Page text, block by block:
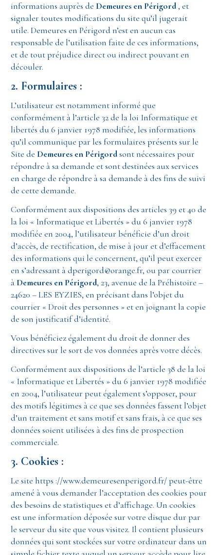
informations auprès de Demeures en Périgord , et
signaler toutes modifications du site qu’il jugerait
utile. Demeures en Périgord n’est en aucun cas
responsable de l’utilisation faite de ces informations,
et de tout préjudice direct ou indirect pouvant en
découler.
2. Formulaires :
L’utilisateur est notamment informé que
conformément à l’article 32 de la loi Informatique et
libertés du 6 janvier 1978 modifiée, les informations
qu’il communique par les formulaires présents sur le
Site de Demeures en Périgordsont nécessaires pour
répondre à sa demande et sont destinées aux services
en charge de répondre à sa demande à des fins de suivi
de cette demande.
Conformément aux dispositions des articles 39 et 40 de
la loi « Informatique et Libertés » du 6 janvier 1978
modifiée en 2004, l’utilisateur bénéficie d’un droit
d’accès, de rectification, de mise à jour et d’effacement
des informations qui le concernent, qu’il peut exercer
en s’adressant à dperigord@orange.fr, ou par courrier
à Demeures en Périgord, 23, avenue de la Préhistoire –
24620 – LES EYZIES, en précisant dans l’objet du
courrier « Droit des personnes » et en joignant la copie
de son justificatif d’identité.
Vous bénéficiez également du droit de donner des
directives sur le sort de vos données après votre décès.
Conformément aux dispositions de l’article 38 de la loi
« Informatique et Libertés » du 6 janvier 1978 modifiée
en 2004, l’utilisateur peut également s’opposer, pour
des motifs légitimes à ce que ses données fassent l’objet
d’un traitement et sans motif et sans frais, à ce que ses
données soient utilisées à des fins de prospection
commerciale.
3. Cookies :
Le site https ://www.demeuresenperigord.fr/ peut-être
amené à vous demander l’acceptation des cookies pour
des besoins de statistiques et d’affichage. Un cookies
est une information déposée sur votre disque dur par
le serveur du site que vous visitez. Il contient plusieurs
données qui sont stockées sur votre ordinateur dans un